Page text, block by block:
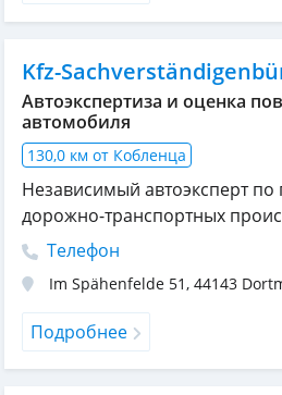
Kfz-
Автоэкспертиза и оценка
автомобиля
130,0 км от Кобленца
Независимый автоэксперт
дорожно-транспортных
Телефон
Im Spähenfelde 51, 44143
Подробнее